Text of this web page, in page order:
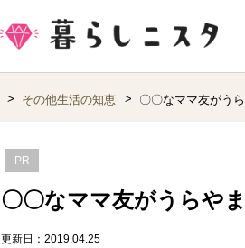
その他生活の知恵 〇〇なママ友がう
PR
〇〇なママ友がうらや
更新日：2019.04.25